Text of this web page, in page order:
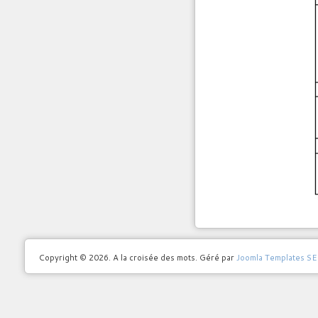
Copyright © 2026. A la croisée des mots. Géré parJoomla Templates